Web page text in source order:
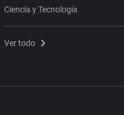
Ciencia y Tecnología
Ver todo